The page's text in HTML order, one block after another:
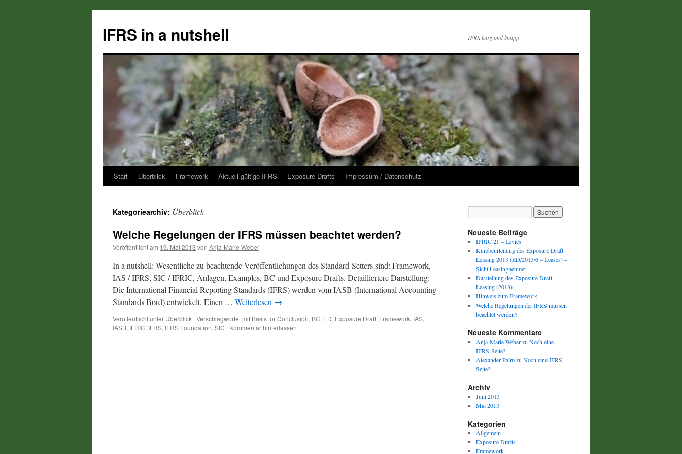
springen
IFRS in a nutshell IFRS kurz und knapp
Start Überblick Framework Aktuell gültige IFRS Exposure Drafts Impressum / Datenschutz
Kategoriearchiv: Überblick
Welche Regelungen der IFRS müssen beachtet werden?
Veröffentlicht am 19. Mai 2013 von Anja-Marie Weber
In a nutshell: Wesentliche zu beachtende Veröffentlichungen des Standard-Setters sind: Framework,
IAS / IFRS, SIC / IFRIC, Anlagen, Examples, BC und Exposure Drafts. Detailliertere Darstellung:
Die International Financial Reporting Standards (IFRS) werden vom IASB (International Accounting
Standards Bord) entwickelt. Einen … Weiterlesen →
Veröffentlicht unter Überblick | Verschlagwortet mit Basis for Conclusion, BC, ED, Exposure Draft, Framework, IAS,
IASB, IFRIC, IFRS, IFRS Foundation, SIC | Kommentar hinterlassen
Neueste Beiträge
IFRIC 21 – Levies
Kurzbeurteilung des Exposure Draft
Leasing 2013 (ED/2013/6 – Leases) –
Sicht Leasingnehmer
Darstellung des Exposure Draft –
Leasing (2013)
Hinweis zum Framework
Welche Regelungen der IFRS müssen
beachtet werden?
Neueste Kommentare
Anja-Marie Weberzu Noch eine
IFRS-Seite?
Alexander Palmzu Noch eine IFRS-
Seite?
Archiv
Juni 2013
Mai 2013
Kategorien
Allgemein
Exposure Drafts
Framework